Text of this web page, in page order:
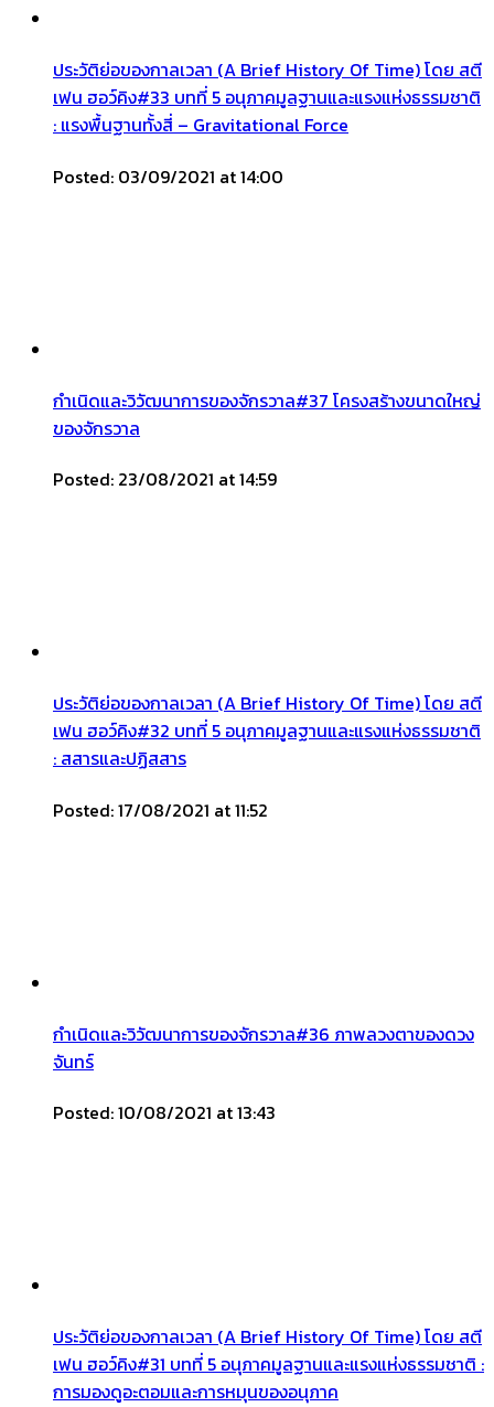
ประวัติย่อของกาลเวลา (A Brief History Of Time) โดย สตี
เฟน ฮอว์คิง#33 บทที่ 5 อนุภาคมูลฐานและแรงแห่งธรรมชาติ
: แรงพื้นฐานทั้งสี่ – Gravitational Force
Posted: 03/09/2021 at 14:00
กำเนิดและวิวัฒนาการของจักรวาล#37 โครงสร้างขนาดใหญ่
ของจักรวาล
Posted: 23/08/2021 at 14:59
ประวัติย่อของกาลเวลา (A Brief History Of Time) โดย สตี
เฟน ฮอว์คิง#32 บทที่ 5 อนุภาคมูลฐานและแรงแห่งธรรมชาติ
: สสารและปฏิสสาร
Posted: 17/08/2021 at 11:52
กำเนิดและวิวัฒนาการของจักรวาล#36 ภาพลวงตาของดวง
จันทร์
Posted: 10/08/2021 at 13:43
ประวัติย่อของกาลเวลา (A Brief History Of Time) โดย สตี
เฟน ฮอว์คิง#31 บทที่ 5 อนุภาคมูลฐานและแรงแห่งธรรมชาติ :
การมองดูอะตอมและการหมุนของอนุภาค